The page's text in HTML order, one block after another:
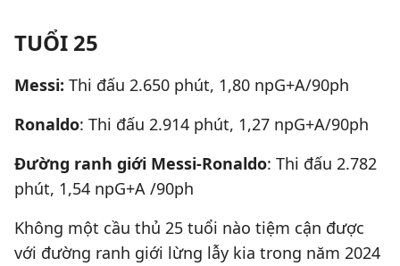
TUỔI 25
Messi: Thi đấu 2.650 phút, 1,80 npG+A/90ph
Ronaldo: Thi đấu 2.914 phút, 1,27 npG+A/90ph
Đường ranh giới Messi-Ronaldo: Thi đấu 2.782
phút, 1,54 npG+A /90ph
Không một cầu thủ 25 tuổi nào tiệm cận được
với đường ranh giới lừng lẫy kia trong năm 2024